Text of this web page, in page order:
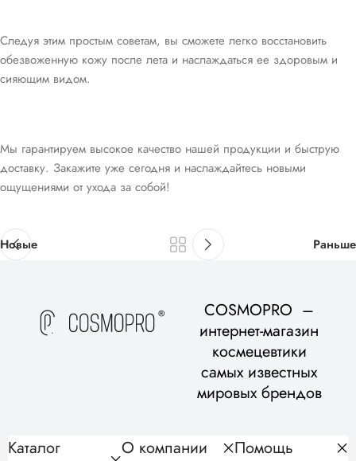
Следуя этим простым советам, вы сможете легко восстановить
обезвоженную кожу после лета и наслаждаться ее здоровым и
сияющим видом.
Мы гарантируем высокое качество нашей продукции и быструю
доставку. Закажите уже сегодня и наслаждайтесь новыми
ощущениями от ухода за собой!
Новые Раньше
COSMOPRO –
интернет-магазин
космецевтики
самых известных
мировых брендов
Каталог
О компании Помощь